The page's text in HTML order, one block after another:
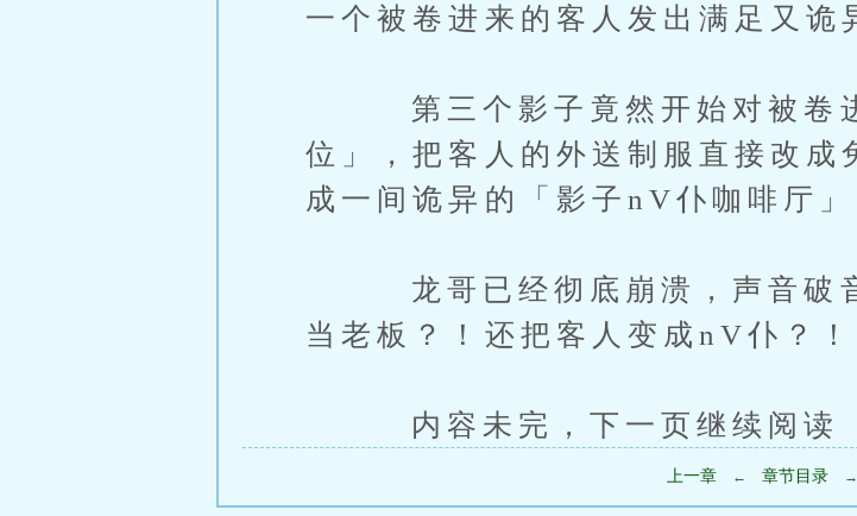
一个被卷进来的客人发出满足又诡
第三个影子竟然开始对被卷进
位」，把客人的外送制服直接改
成一间诡异的「影子nV仆咖啡厅」
龙哥已经彻底崩溃，声音破
当老板？！还把客人变成nV仆？！
内容未完，下一页继续阅读
上一章 ← 章节目录 →